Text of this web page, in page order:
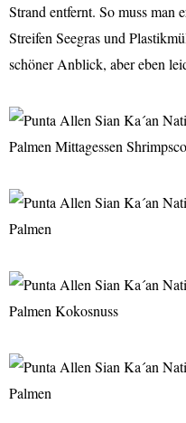
Strand entfernt. So muss man
Streifen Seegras und
schöner Anblick, aber eben